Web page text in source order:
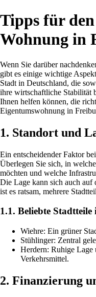
Tipps für
Wohnung in
Wenn Sie darüber
gibt es einige wichtige
Stadt in Deutschland, die
ihre wirtschaftliche Stabilität
Ihnen helfen können, die
Eigentumswohnung in
1. Standort und
Ein entscheidender Faktor
Überlegen Sie sich, in
möchten und welche
Die Lage kann sich auch auf
ist es ratsam, mehrere
1.1. Beliebte
Wiehre: Ein grüner
Stühlinger: Zentral
Herdern: Ruhige
Verkehrsmittel.
2. Finanzierung